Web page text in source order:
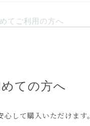
てご利用の方へ
方法
ての方へ
して購入いただけます。